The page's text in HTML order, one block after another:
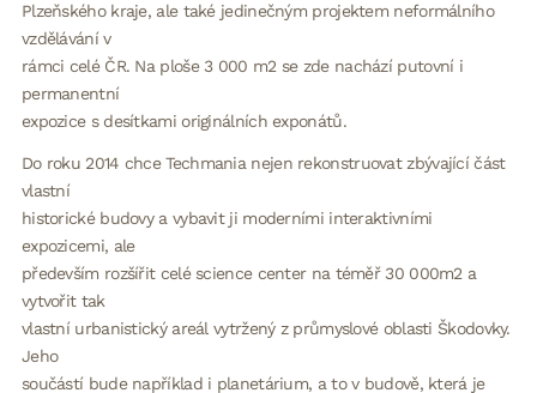
Plzeňského kraje, ale také jedinečným projektem neformálního
vzdělávání v
rámci celé ČR. Na ploše 3 000 m2 se zde nachází putovní i
permanentní
expozice s desítkami originálních exponátů.
Do roku 2014 chce Techmania nejen rekonstruovat zbývající část
vlastní
historické budovy a vybavit ji moderními interaktivními
expozicemi, ale
především rozšířit celé science center na téměř 30 000m2 a
vytvořit tak
vlastní urbanistický areál vytržený z průmyslové oblasti Škodovky.
Jeho
součástí bude například i planetárium, a to v budově, která je